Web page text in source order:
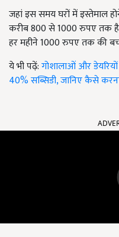
जहां इस समय घरों में इस्तेमाल
करीब 800 से 1000 रुपए तक
हर महीने 1000 रुपए तक की
ये भी पढ़ें:गोशालाओं और
40% सब्सिडी, जानिए कैसे